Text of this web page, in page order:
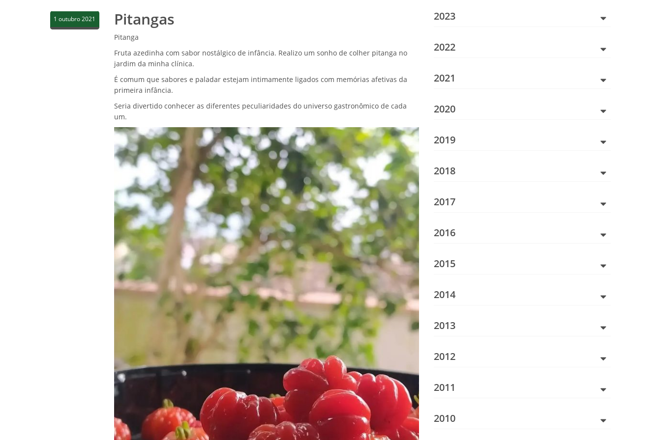
1 outubro 2021 Pitangas
Pitanga
Fruta azedinha com sabor nostálgico de infância. Realizo um sonho de colher pitanga no
jardim da minha clínica.
É comum que sabores e paladar estejam intimamente ligados com memórias afetivas da
primeira infância.
Seria divertido conhecer as diferentes peculiaridades do universo gastronômico de cada
um.
2023
2022
2021
2020
2019
2018
2017
2016
2015
2014
2013
2012
2011
2010